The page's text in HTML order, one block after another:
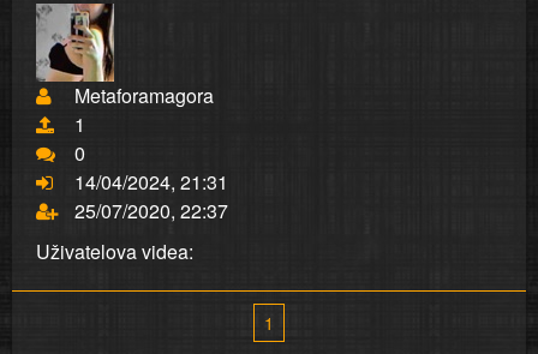
Metaforamagora
1
0
14/04/2024, 21:31
25/07/2020, 22:37
Uživatelova videa:
1